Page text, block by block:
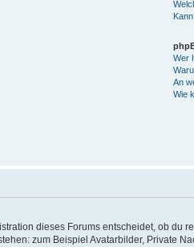
Wer
An
Wie
dieses Forums entscheidet, ob du
zum Beispiel Avatarbilder, Private